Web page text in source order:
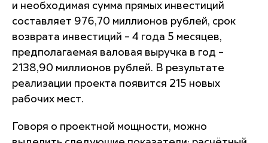
и необходимая сумма прямых инвестиций
составляет 976,70 миллионов рублей, срок
возврата инвестиций – 4 года 5 месяцев,
предполагаемая валовая выручка в год –
2138,90 миллионов рублей. В результате
реализации проекта появится 215 новых
рабочих мест.
Говоря о проектной мощности, можно